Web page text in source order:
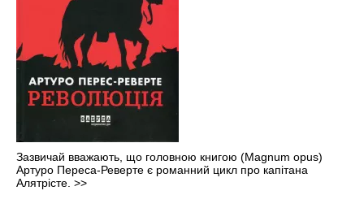
Зазвичай вважають, що головною книгою (Magnum opus)
Артуро Переса-Реверте є романний цикл про капітана
Алятрісте. >>